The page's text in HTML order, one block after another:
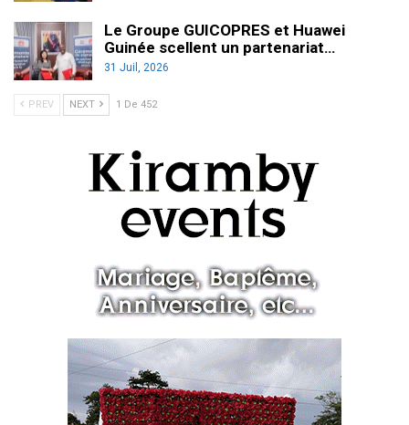
Le Groupe GUICOPRES et Huawei
Guinée scellent un partenariat…
31 Juil, 2026
PREV NEXT 1 De 452